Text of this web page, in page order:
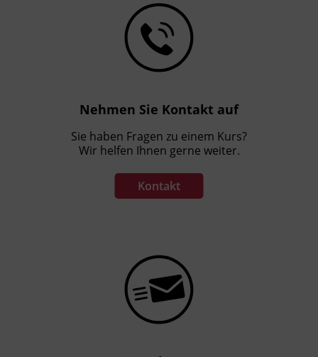
Nehmen Sie Kontakt auf
Sie haben Fragen zu einem Kurs?
Wir helfen Ihnen gerne weiter.
Kontakt